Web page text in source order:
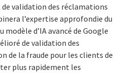
validation des réclamations
l’expertise approfondie du
modèle d’IA avancé de Google
de validation des
de la fraude pour les clients de
plus rapidement les